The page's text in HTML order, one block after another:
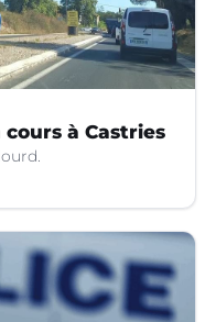
à Castries